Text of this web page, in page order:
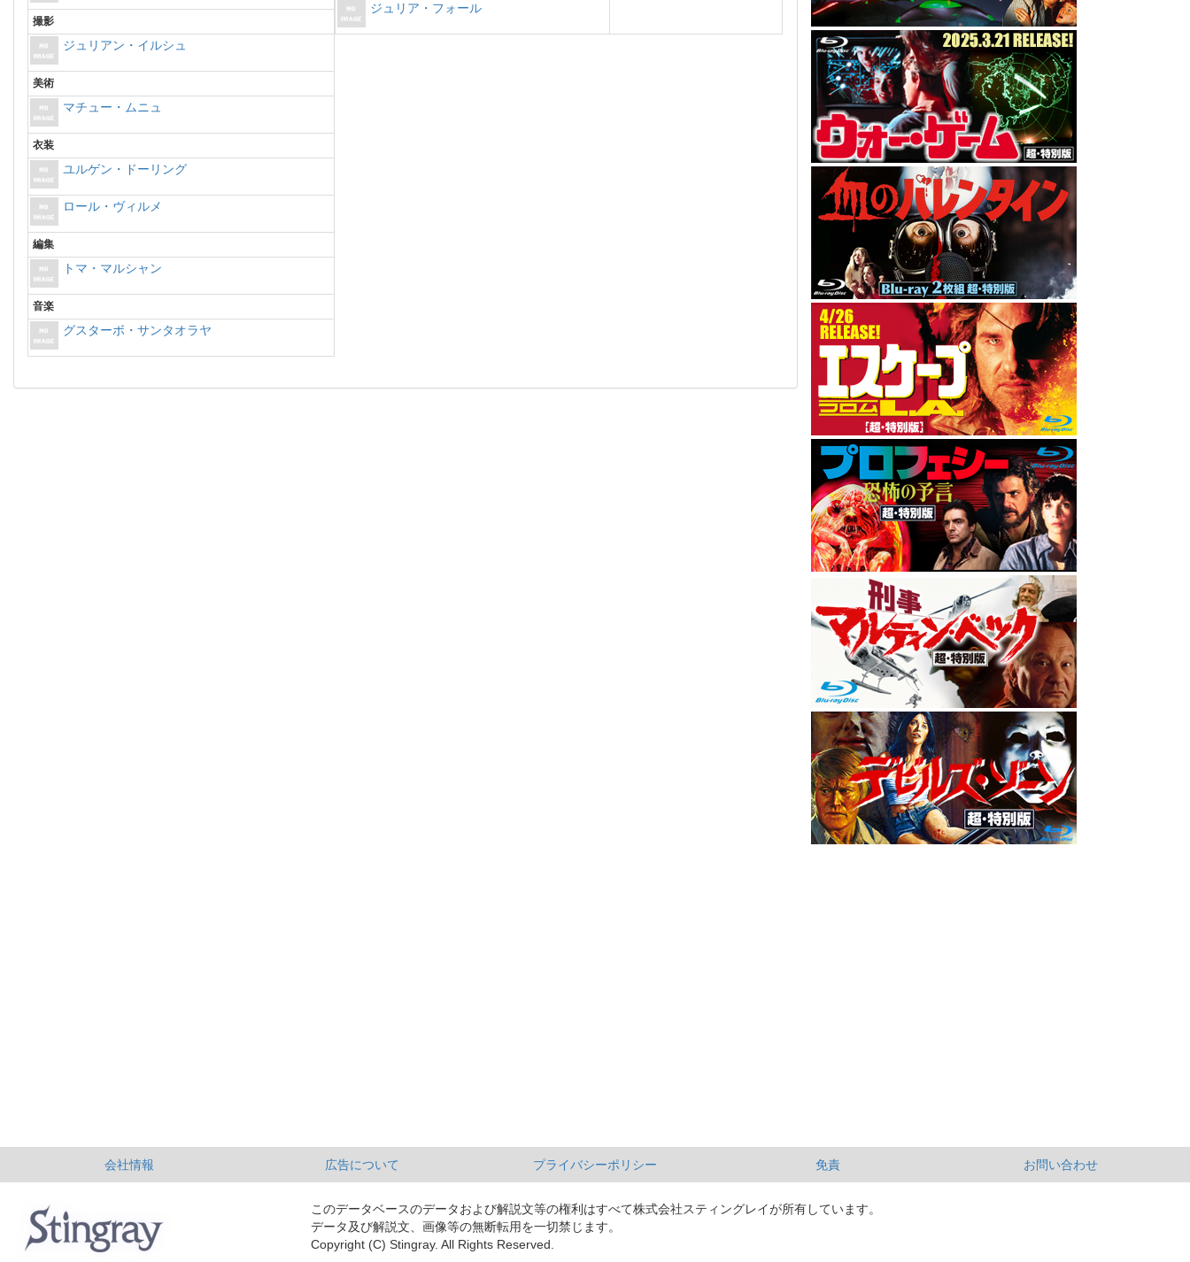
撮影
ジュリアン・イルシュ
美術
マチュー・ムニュ
衣装
ユルゲン・ドーリング
ロール・ヴィルメ
編集
トマ・マルシャン
音楽
グスターボ・サンタオラヤ
ジュリア・フォール
会社情報 広告について プライバシーポリシー 免責 お問い合わせ
このデータベースのデータおよび解説文等の権利はすべて株式会社スティングレイが所有しています。
データ及び解説文、画像等の無断転用を一切禁じます。
Copyright (C) Stingray. All Rights Reserved.